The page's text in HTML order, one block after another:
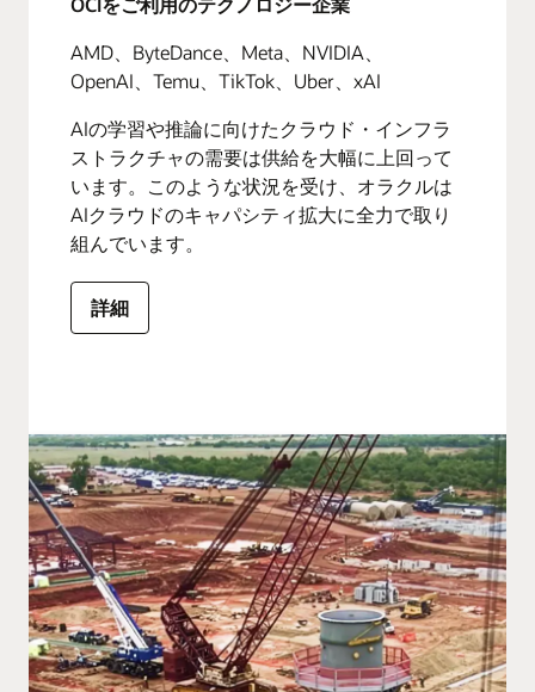
AMD、ByteDance、Meta、NVIDIA、
OpenAI、Temu、TikTok、Uber、xAI
AIの学習や推論に向けたクラウド・インフラ
ストラクチャの需要は供給を大幅に上回って
います。このような状況を受け、オラクルは
AIクラウドのキャパシティ拡大に全力で取り
組んでいます。
詳細